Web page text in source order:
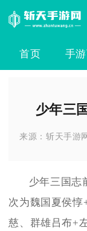
首页 手
少年三
来源：斩天手游
少年三国志
次为魏国夏侯惇
慈、群雄吕布+